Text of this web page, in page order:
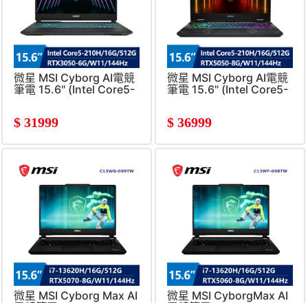
微星 MSI Cyborg AI電競
筆電 15.6" (Intel Core5-
$ 31999
微星 MSI Cyborg AI電競
筆電 15.6" (Intel Core5-
$ 36999
微星 MSI Cyborg Max AI
微星 MSI CyborgMax AI